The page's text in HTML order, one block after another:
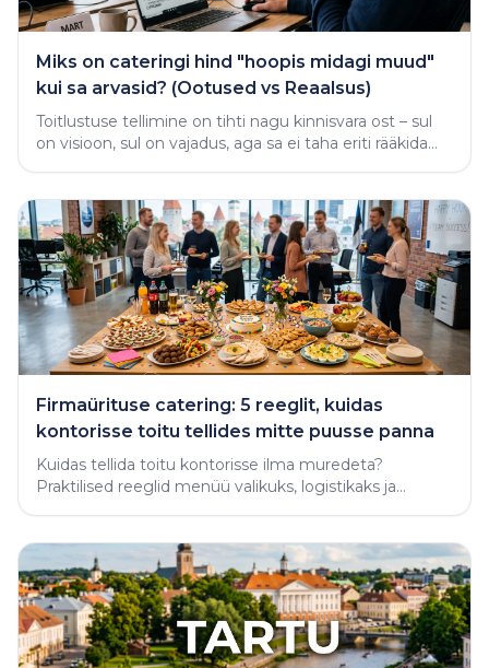
Miks on cateringi hind "hoopis midagi muud"
kui sa arvasid? (Ootused vs Reaalsus)
Toitlustuse tellimine on tihti nagu kinnisvara ost – sul
on visioon, sul on vajadus, aga sa ei taha eriti rääkida
Firmaürituse catering: 5 reeglit, kuidas
kontorisse toitu tellides mitte puusse panna
Kuidas tellida toitu kontorisse ilma muredeta?
Praktilised reeglid menüü valikuks, logistikaks ja